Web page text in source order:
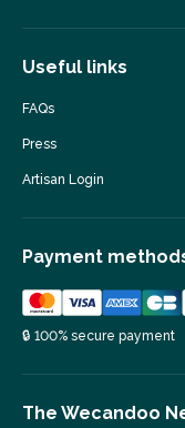
Useful links
FAQs
Press
Artisan Login
Payment
🔒 100% secure payment
The Wecandoo